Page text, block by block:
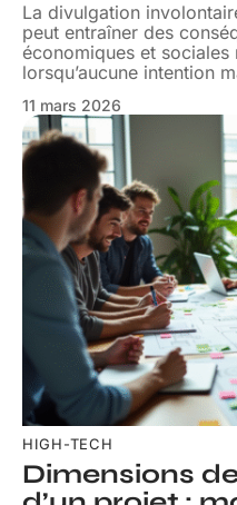
La divulgation
peut entraîner des
économiques et sociales
lorsqu’aucune intention
11 mars 2026
HIGH-TECH
Dimensions